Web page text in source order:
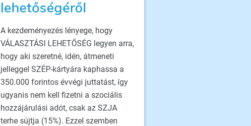
lehetőségéről
A kezdeményezés lényege, hogy
VÁLASZTÁSI LEHETŐSÉG legyen arra,
hogy aki szeretné, idén, átmeneti
jelleggel SZÉP-kártyára kaphassa a
350.000 forintos évvégi juttatást, így
ugyanis nem kell fizetni a szociális
hozzájárulási adót, csak az SZJA
terhe sújtja (15%). Ezzel szemben